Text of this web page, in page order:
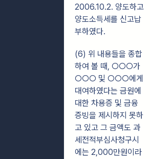
2006.10.2. 양도하고
양도소득세를 신고납
부하였다.
(6) 위 내용들을 종합
하여 볼 때, ○○○가
○○○ 및 ○○○에게
대여하였다는 금원에
대한 차용증 및 금융
증빙을 제시하지 못하
고 있고 그 금액도 과
세전적부심사청구시
에는 2,000만원이라